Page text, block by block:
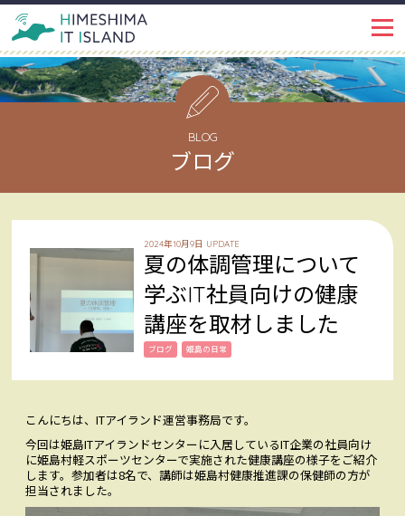
PROJECT IT ISLANDとは
イベント・トピックス
姫島ではたらく
インタビュー
姫島で暮らす
ABOUT 姫島を知る
CONTACT お問い合わせ
Facebook Facebookでみる
BLOG
ブログ
2024年10月9日 UPDATE
夏の体調管理について
学ぶIT社員向けの健康
講座を取材しました
ブログ 姫島の日常
こんにちは、ITアイランド運営事務局です。
今回は姫島ITアイランドセンターに入居しているIT企業の社員向け
に姫島村軽スポーツセンターで実施された健康講座の様子をご紹介
します。参加者は8名で、講師は姫島村健康推進課の保健師の方が
担当されました。